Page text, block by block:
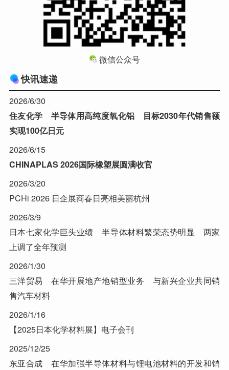
微信公众号
快讯速递
2026/6/30
住友化学 半导体用高纯度氧化铝 目标2030年代销售额
实现100亿日元
2026/6/15
CHINAPLAS 2026国际橡塑展圆满收官
2026/3/20
PCHi 2026 日企展商春日亮相美丽杭州
2026/3/9
日本七家化学巨头业绩 半导体材料繁荣态势明显 两家
上调了全年预测
2026/1/30
三洋贸易 在华开展地产地销型业务 与新兴企业共同销
售汽车材料
2026/1/16
【2025日本化学材料展】电子会刊
2025/12/25
东亚合成 在华加强半导体材料与锂电池材料的开发和销